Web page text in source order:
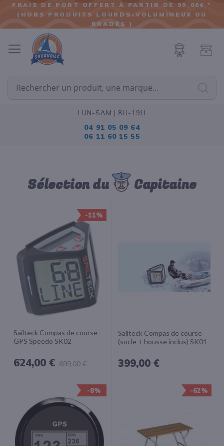
ALLER
AU
FRAIS DE PORT OFFERT À PARTIR DE 99,00€ *
(HORS PRODUITS LOURDS-VOLUMINEUX OU
BRADÉS )
LUN-SAM | 8H-19H
04 91 05 09 64
06 11 60 15 55
Sélection du Capitaine
-11%
Sailteck Compas de course
GPS Speedo SK02
624,00 € 699,00 €
Sailteck Compas de course
(socle + housse inclus) SK01
399,00 €
-8% -62%